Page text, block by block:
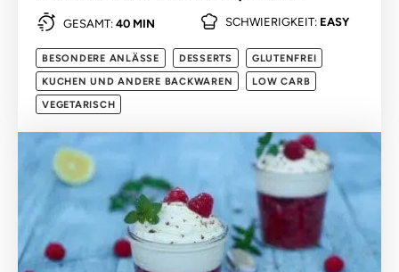
GESAMT: 40 MIN SCHWIERIGKEIT: EASY
BESONDERE ANLÄSSE DESSERTS
GLUTENFREI
KUCHEN UND ANDERE BACKWAREN
LOW CARB
VEGETARISCH